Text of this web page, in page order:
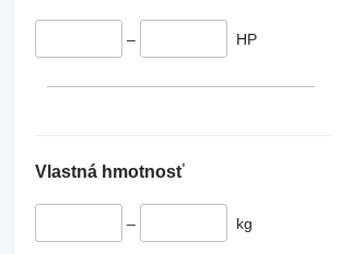
– HP
Vlastná hmotnosť
– kg